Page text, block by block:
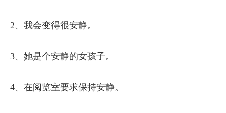
2、我会变得很安静。
3、她是个安静的女孩子。
4、在阅览室要求保持安静。